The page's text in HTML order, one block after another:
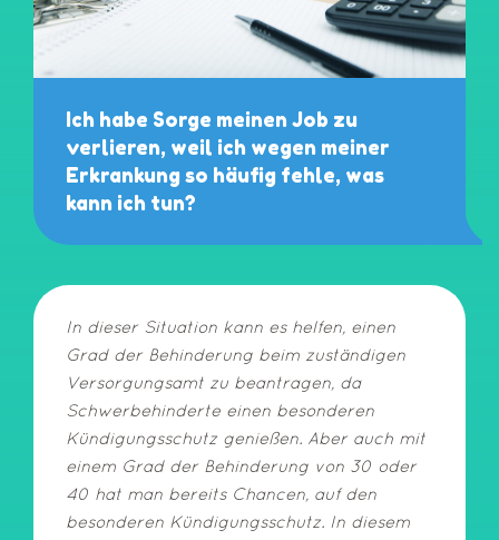
Ich habe Sorge meinen Job zu
verlieren, weil ich wegen meiner
Erkrankung so häufig fehle, was
kann ich tun?
In dieser Situation kann es helfen, einen
Grad der Behinderung beim zuständigen
Versorgungsamt zu beantragen, da
Schwerbehinderte einen besonderen
Kündigungsschutz genießen. Aber auch mit
einem Grad der Behinderung von 30 oder
40 hat man bereits Chancen, auf den
besonderen Kündigungsschutz. In diesem